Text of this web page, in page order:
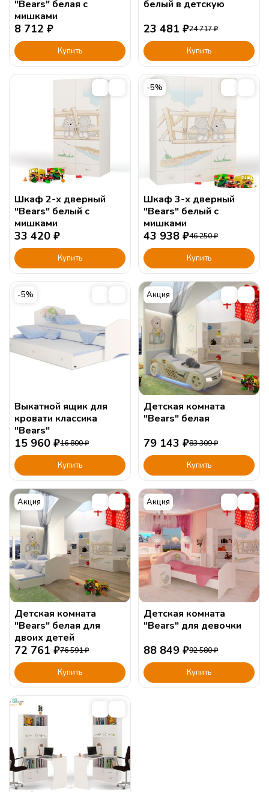
"Bears" белая с
мишками
8 712 ₽
Купить
белый в детскую
23 481 ₽24 717₽
Купить
Шкаф 2-х дверный
"Bears" белый с
мишками
33 420 ₽
Купить
-5%
Шкаф 3-х дверный
"Bears" белый с
мишками
43 938 ₽46 250₽
Купить
-5%
Выкатной ящик для
кровати классика
"Bears"
15 960 ₽16 800₽
Купить
Акция
Детская комната
"Bears" белая
79 143 ₽83 309₽
Купить
Акция
Детская комната
"Bears" белая для
двоих детей
72 761 ₽76 591₽
Купить
Акция
Детская комната
"Bears" для девочки
88 849 ₽92 580₽
Купить